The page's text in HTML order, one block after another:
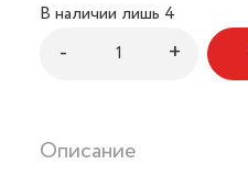
В наличии лишь 4
для
- +
Описание